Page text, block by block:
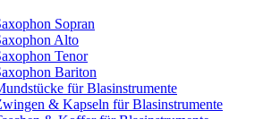
Sopran
Alto
Tenor
Bariton
für Blasinstrumente
& Kapseln für Blasinstrumente